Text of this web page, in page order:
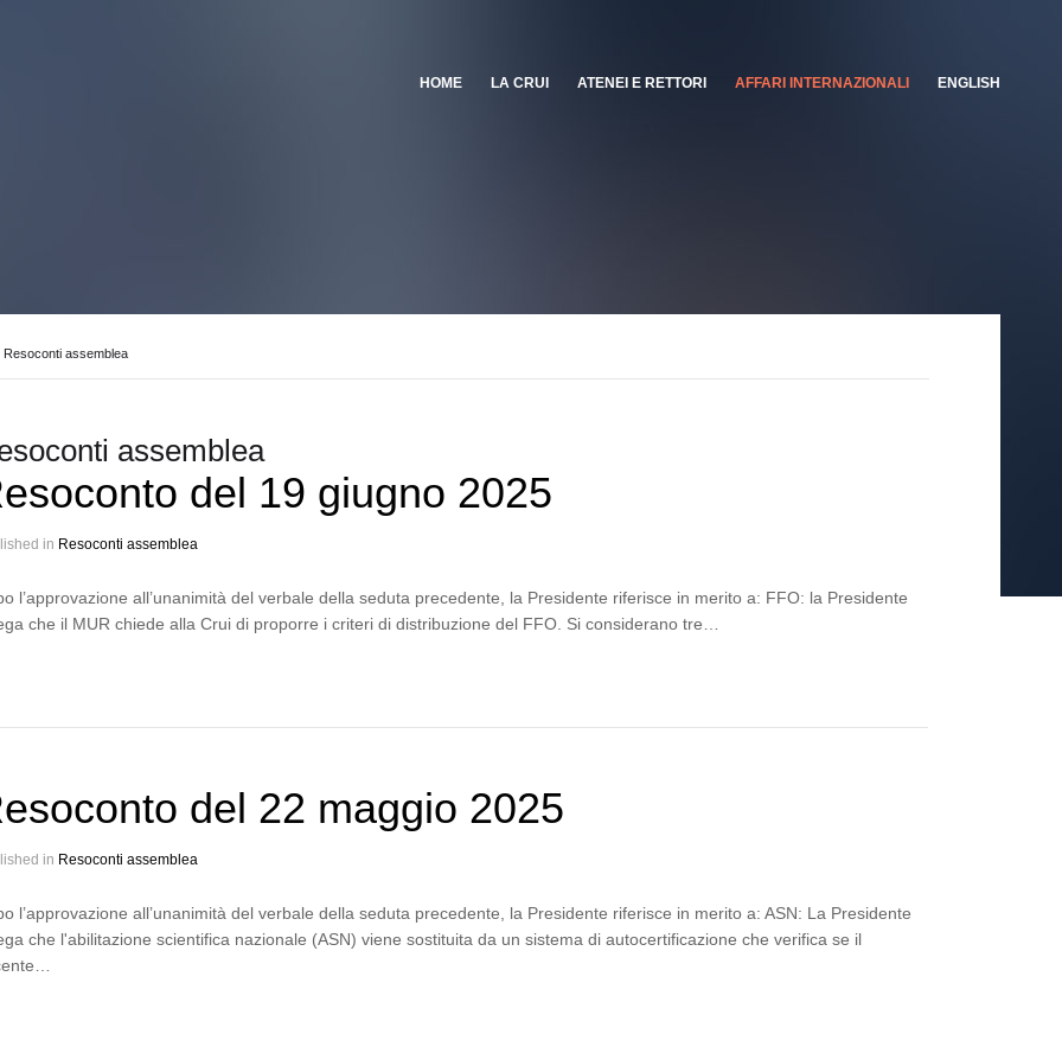
HOME LA CRUI ATENEI E RETTORI AFFARI INTERNAZIONALI ENGLISH
Resoconti assemblea
assemblea
del 19 giugno 2025
in Resoconti assemblea
l’approvazione all’unanimità del verbale della seduta precedente, la Presidente riferisce in merito a: FFO: la Presidente
che il MUR chiede alla Crui di proporre i criteri di distribuzione del FFO. Si considerano tre…
del 22 maggio 2025
in Resoconti assemblea
l’approvazione all’unanimità del verbale della seduta precedente, la Presidente riferisce in merito a: ASN: La Presidente
che l'abilitazione scientifica nazionale (ASN) viene sostituita da un sistema di autocertificazione che verifica se il